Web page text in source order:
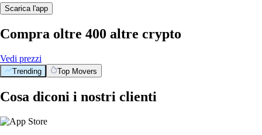
Scarica l'app
Compra oltre 400 altre crypto
Vedi prezzi
Trending Top Movers
Cosa diconi i nostri clienti